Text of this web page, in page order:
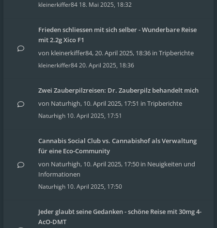
kleinerkiffer84 18. Mai 2025, 18:32
Frieden schliessen mit sich selber - Wunderbare Reise
mit 2.2g Xico F1
von kleinerkiffer84,20. April 2025, 18:36 in Tripberichte
kleinerkiffer8420. April 2025, 18:36
Zwei Zauberpilzreisen: Dr. Zauberpilz behandelt mich
von Naturhigh, 10. April 2025, 17:51 in Tripberichte
Naturhigh 10. April 2025, 17:51
Cannabis Social Club vs. Cannabishof als Verwaltung
für eine Eco-Community
von Naturhigh, 10. April 2025, 17:50 in Neuigkeiten und
Informationen
Naturhigh 10. April 2025, 17:50
Jeder glaubt seine Gedanken - schöne Reise mit 30mg 4-
AcO-DMT